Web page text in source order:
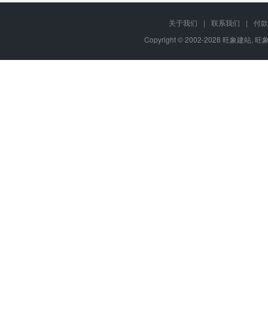
关于我们 | 联系我们 |
付
Copyright © 2002-2028 旺象建站, 旺